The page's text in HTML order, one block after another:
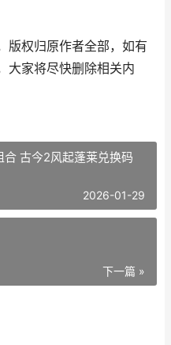
版权归原作者全部，如有
大家将尽快删除相关内
古今2风起蓬莱兑换码
2026-01-29
下一篇 »